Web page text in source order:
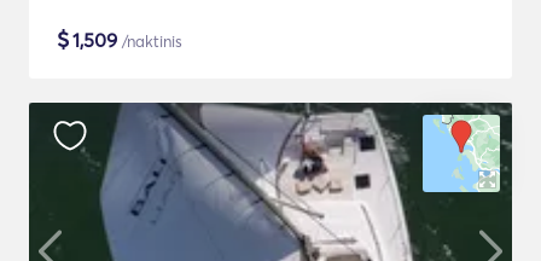
$1,509 /naktinis